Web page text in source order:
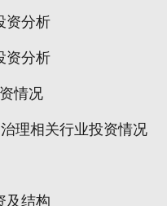
资分析
资分析
情况
理相关行业投资情况
及结构